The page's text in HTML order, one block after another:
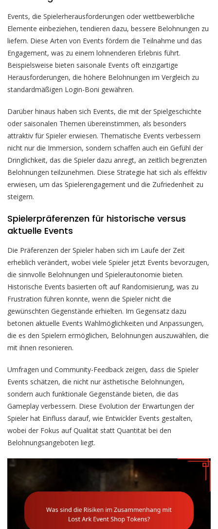
Events, die Spielerherausforderungen oder wettbewerbliche
Elemente einbeziehen, tendieren dazu, bessere Belohnungen zu
liefern. Diese Arten von Events fördern die Teilnahme und das
Engagement, was zu einem lohnenderen Erlebnis führt.
Beispielsweise bieten saisonale Events oft einzigartige
Herausforderungen, die höhere Belohnungen im Vergleich zu
standardmäßigen Login-Boni gewähren.
Darüber hinaus haben sich Events, die mit der Spielgeschichte
oder saisonalen Themen übereinstimmen, als besonders
attraktiv für Spieler erwiesen. Thematische Events verbessern
nicht nur die Immersion, sondern schaffen auch ein Gefühl der
Dringlichkeit, das die Spieler dazu anregt, an zeitlich begrenzten
Belohnungen teilzunehmen. Diese Strategie hat sich als effektiv
erwiesen, um das Spielerengagement und die Zufriedenheit zu
steigern.
Spielerpräferenzen für historische versus
aktuelle Events
Die Präferenzen der Spieler haben sich im Laufe der Zeit
erheblich verändert, wobei viele Spieler jetzt Events bevorzugen,
die sinnvolle Belohnungen und Spielerautonomie bieten.
Historische Events basierten oft auf Randomisierung, was zu
Frustration führen konnte, wenn die Spieler nicht die
gewünschten Gegenstände erhielten. Im Gegensatz dazu
betonen aktuelle Events Wahlmöglichkeiten und Anpassungen,
die es den Spielern ermöglichen, Belohnungen auszuwählen, die
mit ihnen resonieren.
Umfragen und Community-Feedback zeigen, dass die Spieler
Events schätzen, die nicht nur ästhetische Belohnungen,
sondern auch funktionale Gegenstände bieten, die das
Gameplay verbessern. Diese Evolution der Erwartungen der
Spieler hat Einfluss darauf, wie Entwickler Events gestalten,
wobei der Fokus auf Qualität statt Quantität bei den
Belohnungsangeboten liegt.